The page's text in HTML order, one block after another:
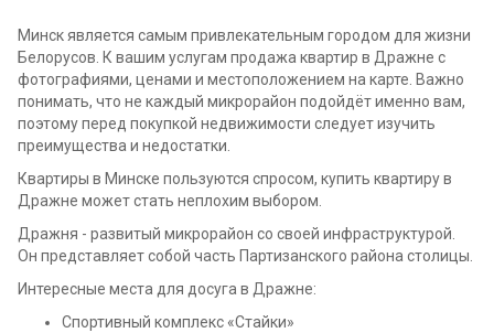
Минск является самым привлекательным городом для жизни
Белорусов. К вашим услугам продажа квартир в Дражне с
фотографиями, ценами и местоположением на карте. Важно
понимать, что не каждый микрорайон подойдёт именно вам,
поэтому перед покупкой недвижимости следует изучить
преимущества и недостатки.
Квартиры в Минске пользуются спросом, купить квартиру в
Дражне может стать неплохим выбором.
Дражня - развитый микрорайон со своей инфраструктурой.
Он представляет собой часть Партизанского района столицы.
Интересные места для досуга в Дражне:
Спортивный комплекс «Стайки»